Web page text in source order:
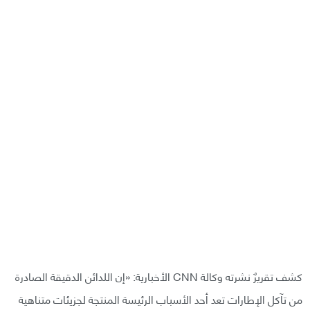
كشف تقريرٌ نشرته وكالة CNN الأخبارية: «إن اللدائن الدقيقة الصادرة
من تآكل الإطارات تعد أحد الأسباب الرئيسة المنتجة لجزيئات متناهية